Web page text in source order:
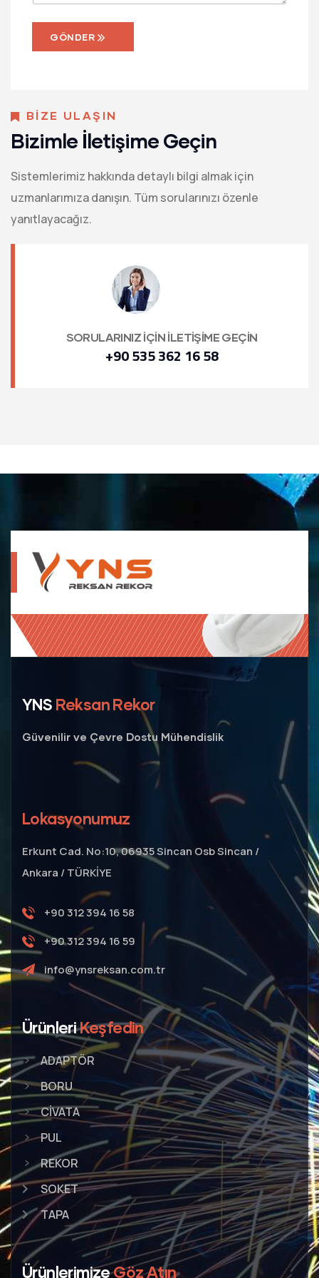
GÖNDER
BİZE ULAŞIN
Bizimle İletişime Geçin
Sistemlerimiz hakkında detaylı bilgi almak için
uzmanlarımıza danışın. Tüm sorularınızı özenle
yanıtlayacağız.
SORULARINIZ İÇİN İLETİŞİME GEÇİN
+90 535 362 16 58
YNS Reksan Rekor
Güvenilir ve Çevre Dostu Mühendislik
Lokasyonumuz
Erkunt Cad. No:10, 06935 Sincan Osb Sincan /
Ankara / TÜRKİYE
+90 312 394 16 58
+90 312 394 16 59
info@ynsreksan.com.tr
ÜrünleriKeşfedin
ADAPTÖR
BORU
CİVATA
PUL
REKOR
SOKET
TAPA
ÜrünlerimizeGöz Atın